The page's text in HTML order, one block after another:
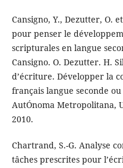
Cansigno, Y., Dezutter, O.
pour penser le
scripturales en langue
Cansigno. O. Dezutter. H.
d’écriture. Développer la
français langue seconde
AutÓnoma Metropolitana,
2010.
Chartrand, S.-G. Analyse
tâches prescrites pour